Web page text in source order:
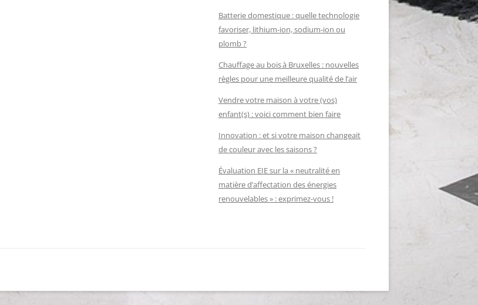
Batterie domestique : quelle technologie
favoriser, lithium-ion, sodium-ion ou
plomb ?
Chauffage au bois à Bruxelles : nouvelles
règles pour une meilleure qualité de l’air
Vendre votre maison à votre (vos)
enfant(s) : voici comment bien faire
Innovation : et si votre maison changeait
de couleur avec les saisons ?
Évaluation EIE sur la « neutralité en
matière d’affectation des énergies
renouvelables » : exprimez-vous !